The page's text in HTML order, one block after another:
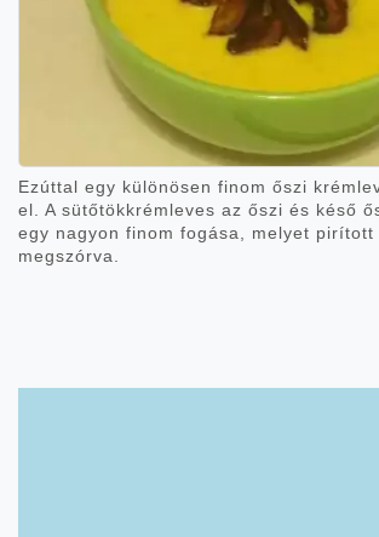
Ezúttal egy különösen finom őszi
el. A sütőtökkrémleves az őszi és késő
egy nagyon finom fogása, melyet pirított
megszórva.